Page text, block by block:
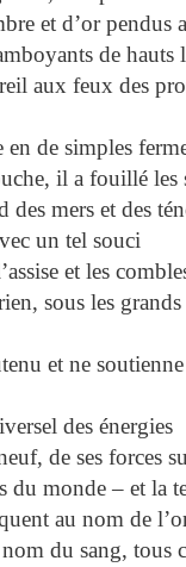
et d’or pendus
de hauts
aux feux des
de simples
il a fouillé les
mers et des
un tel souci
et les
sous les
et ne soutienne
des énergies
de ses forces
du monde – et la
au nom de
du sang, tous